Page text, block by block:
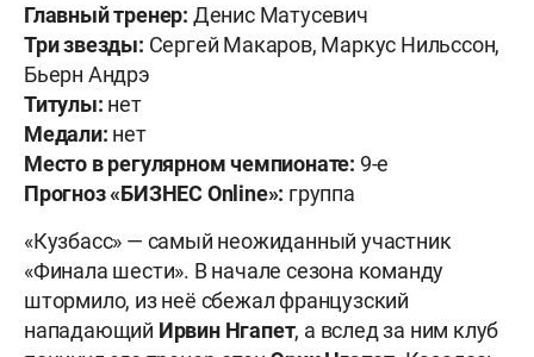
Главный тренер: Денис Матусевич
Три звезды: Сергей Макаров, Маркус Нильссон,
Бьерн Андрэ
Титулы: нет
Медали: нет
Место в регулярном чемпионате: 9-е
Прогноз «БИЗНЕС Online»: группа
«Кузбасс» — самый неожиданный участник
«Финала шести». В начале сезона команду
штормило, из неё сбежал французский
нападающий Ирвин Нгапет, а вслед за ним клуб